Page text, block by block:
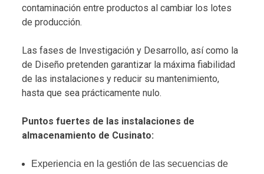
contaminación entre productos al cambiar los lotes
de producción.
Las fases de Investigación y Desarrollo, así como la
de Diseño pretenden garantizar la máxima fiabilidad
de las instalaciones y reducir su mantenimiento,
hasta que sea prácticamente nulo.
Puntos fuertes de las instalaciones de
almacenamiento de Cusinato:
Experiencia en la gestión de las secuencias de